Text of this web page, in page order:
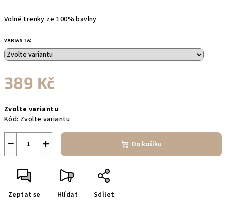
Volné trenky ze 100% bavlny
VARIANTA:
389 Kč
cena:
Zvolte variantu
Kód: Zvolte variantu
+
− Do košíku
Zeptat se Hlídat Sdílet